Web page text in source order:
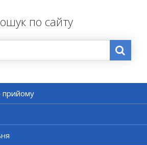
по сайту
прийому